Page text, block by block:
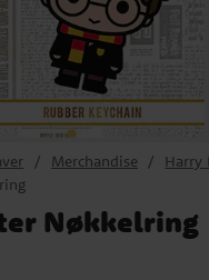
Merchandise
Harry
Nøkkelring